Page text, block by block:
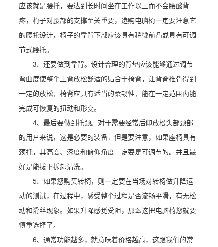
应该就是腰托，要达到长时间坐在工作以上而不会腰酸背
疼，椅子对腰部的支撑至关重要，选购电脑椅一定要注意它
的腰托设计，椅子的靠背下部应该具有稍微前凸或具有可调
节式腰托。
3、还要做到靠背。设计合理的背垫应该能够通过调节
弯曲度使整个上背放松舒适的贴合于椅背，让背脊椎骨得到
一定的放松，椅背应具有适当的柔韧性，能在一定范围内能
完成可恢复的扭动和形变。
4、最后要做到托颈。对于需要经常后仰放松头部颈部
的用户来说，这是必要的装备，但是要注意，如果座椅具有
颈托，其高度、深度和俯仰角度一定要是可调节的。并且最
好是能拔下拆卸清洗。
5、如果您购买转椅，则一定要在当场对转椅做升降运
动的测试，在过程中，感受整个过程是否流畅平滑，有无松
动和滑丝现象。如果升降感觉受阻，那么这把电脑椅您就要
慎重选择了。
6、通常功能越多，就意味着价格越高，这跟我们的常